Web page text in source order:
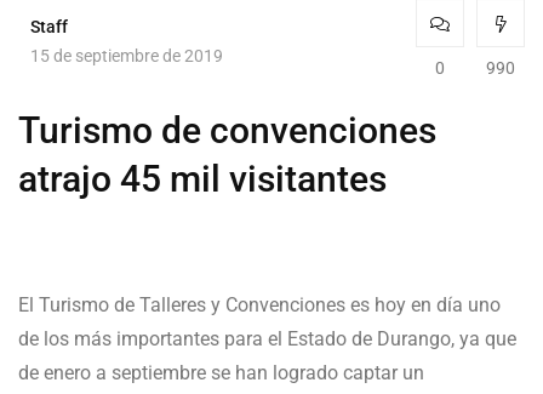
Staff
15 de septiembre de 2019
0 990
Turismo de convenciones
atrajo 45 mil visitantes
El Turismo de Talleres y Convenciones es hoy en día uno
de los más importantes para el Estado de Durango, ya que
de enero a septiembre se han logrado captar un